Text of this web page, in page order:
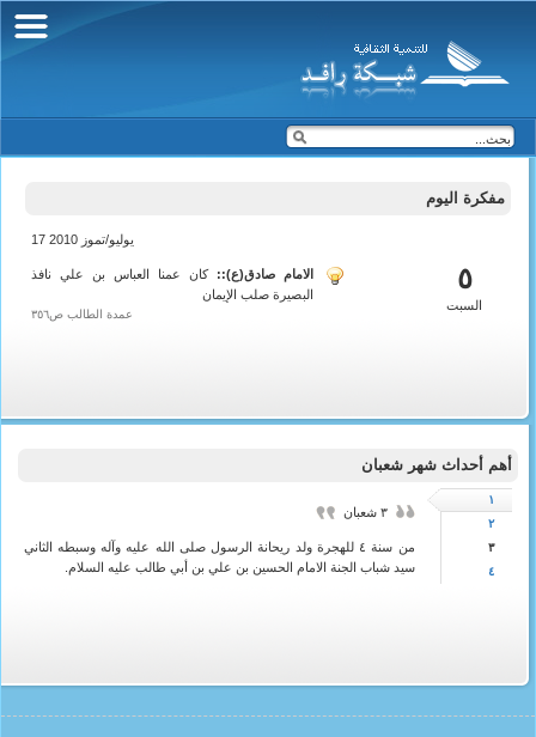
مفكرة اليوم
٥
السبت
17 يوليو/تموز 2010
الامام صادق(ع)::كان عمنا العباس بن علي نافذ
البصيرة صلب الإيمان
عمدة الطالب ص٣٥٦
أهم أحداث شهر شعبان
١
٢
٣
٤
٣ شعبان
من سنة ٤ للهجرة ولد ريحانة الرسول صلى الله عليه وآله وسبطه الثاني
سيد شباب الجنة الامام الحسين بن علي بن أبي طالب عليه السلام.